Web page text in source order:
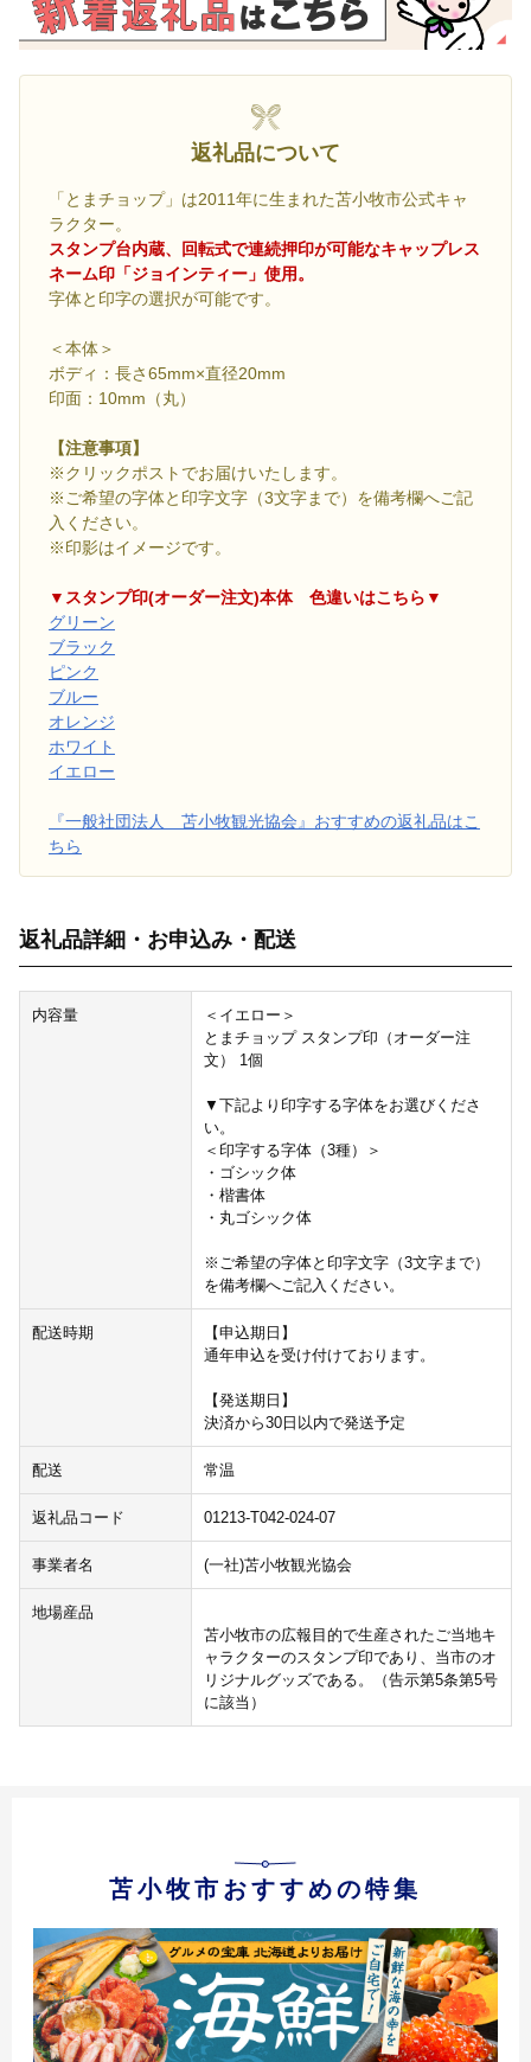
返礼品について
「とまチョップ」は2011年に生まれた苫小牧市公式キャ
ラクター。
スタンプ台内蔵、回転式で連続押印が可能なキャップレス
ネーム印「ジョインティー」使用。
字体と印字の選択が可能です。
＜本体＞
ボディ：長さ65mm×直径20mm
印面：10mm（丸）
【注意事項】
※クリックポストでお届けいたします。
※ご希望の字体と印字文字（3文字まで）を備考欄へご記
入ください。
※印影はイメージです。
▼スタンプ印(オーダー注文)本体 色違いはこちら▼
グリーン
ブラック
ピンク
ブルー
オレンジ
ホワイト
イエロー
『一般社団法人 苫小牧観光協会』おすすめの返礼品はこ
ちら
返礼品詳細・お申込み・配送
内容量
＜イエロー＞
とまチョップ スタンプ印（オーダー注
文） 1個
▼下記より印字する字体をお選びくださ
い。
＜印字する字体（3種）＞
・ゴシック体
・楷書体
・丸ゴシック体
※ご希望の字体と印字文字（3文字まで）
を備考欄へご記入ください。
配送時期
【申込期日】
通年申込を受け付けております。
【発送期日】
決済から30日以内で発送予定
配送 常温
返礼品コード 01213-T042-024-07
事業者名 (一社)苫小牧観光協会
地場産品
苫小牧市の広報目的で生産されたご当地キ
ャラクターのスタンプ印であり、当市のオ
リジナルグッズである。（告示第5条第5号
に該当）
苫小牧市おすすめの特集